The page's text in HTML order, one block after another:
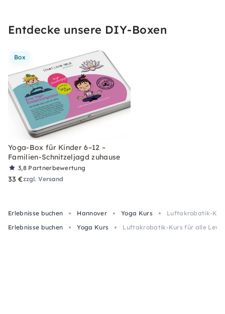
Entdecke unsere DIY-Boxen
Box
Yoga-Box für Kinder 6–12 –
Familien-Schnitzeljagd zuhause
3,8 Partnerbewertung
33 €zzgl. Versand
Erlebnisse buchen Hannover Yoga Kurs
Luftakrobatik-
Erlebnisse buchen
Yoga Kurs Luftakrobatik-Kurs für alle